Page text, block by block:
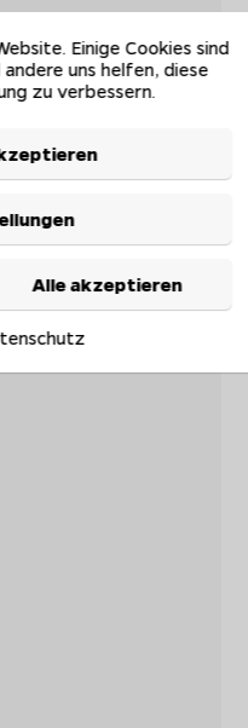
Einige Cookies sind
uns helfen, diese
zu verbessern.
Alle akzeptieren